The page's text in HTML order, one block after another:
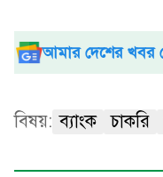
আমার দেশের খবর
বিষয়: ব্যাংক চাকরি